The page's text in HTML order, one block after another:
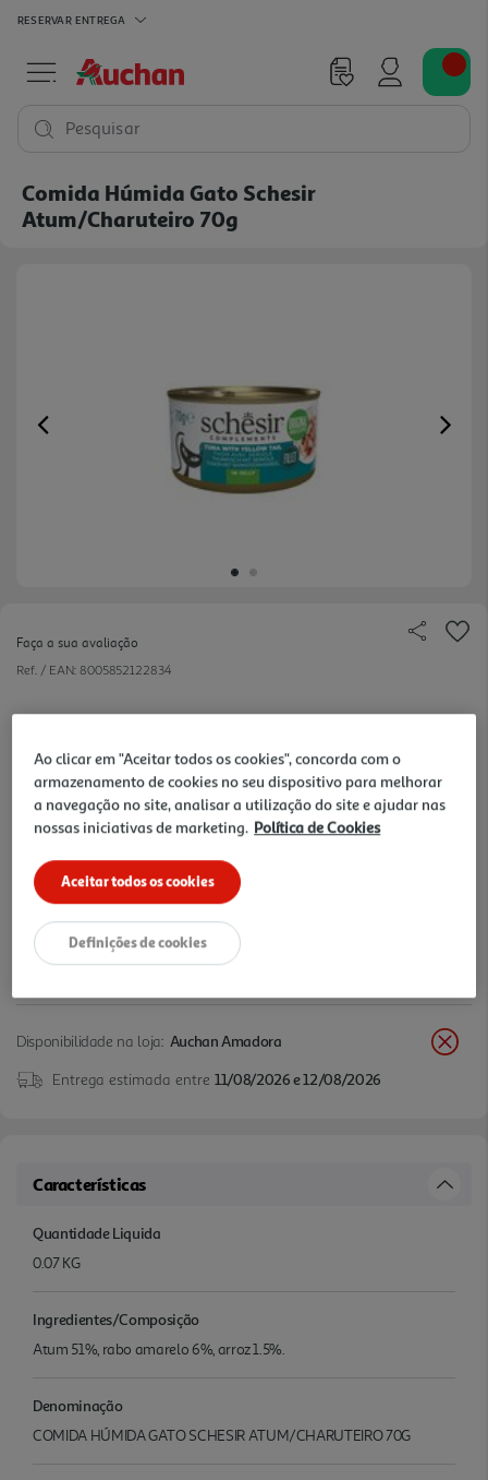
RESERVAR ENTREGA
Pesquisar
Comida Húmida Gato Schesir
Atum/charuteiro 70g
Previous
Faça a sua avaliação
Ref. / EAN: 8005852122834
2,09 €
+10% DESC. IMEDIATO PET CLUB
10% de desconto imediato exclusivo para membros do
Pet Club em artigos de marcas especialistas da categoria
O Meu Pet.
LEVE 7 PAGUE 6
De 6/8/2026 a 31/8/2026
Disponibilidade na loja: Auchan Amadora
Entrega estimada entre 11/08/2026 e 12/08/2026
Características
Quantidade Liquida
0.07 KG
Ingredientes/Composição
Atum 51%, rabo amarelo 6%, arroz 1.5%.
Denominação
COMIDA HÚMIDA GATO SCHESIR ATUM/CHARUTEIRO 70G
Ao clicar em "Aceitar todos os cookies", concorda com o
armazenamento de cookies no seu dispositivo para melhorar
a navegação no site, analisar a utilização do site e ajudar nas
nossas iniciativas de marketing. Política de Cookies
Aceitar todos os cookies
Definições de cookies